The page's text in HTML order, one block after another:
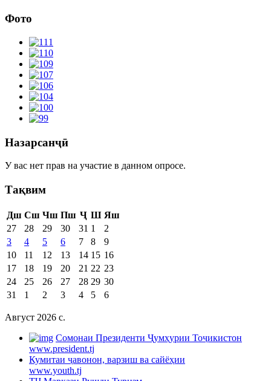
Фото
Назарсанҷӣ
У вас нет прав на участие в данном опросе.
Тақвим
Дш Сш Чш Пш Ҷ Ш Яш
27
28 29 30 31 1
2
3
4 5 6 7 8
9
10
11 12 13 14 15 16
17
18 19 20 21 22 23
24
25 26 27 28 29 30
31
1 2 3 4 5 6
Август 2026 c.
Cомонаи Президенти Ҷумҳурии Тоҷикистон
www.president.tj
Кумитаи ҷавонон, варзиш ва сайёҳии
www.youth.tj